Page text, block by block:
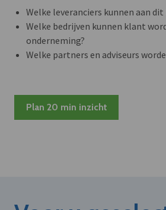
Welke leveranciers kunnen aan
Welke bedrijven kunnen klant
onderneming?
Welke partners en adviseurs
Plan 20 min inzicht